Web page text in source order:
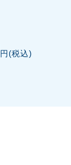
円(税込)